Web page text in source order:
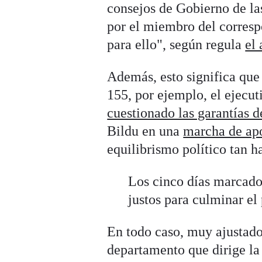
consejos de Gobierno de
por el miembro del
para ello", según regula el
Además, esto significa
155, por ejemplo, el
cuestionado las garantías
Bildu en unamarcha de
equilibrismo político tan
Los cinco días
justos para culminar el
En todo caso, muy
departamento que dirige